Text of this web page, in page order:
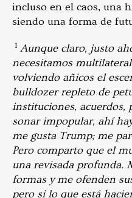
incluso en el caos, una
siendo una forma de
1 Aunque claro, justo
necesitamos
volviendo añicos el
bulldozer repleto de
instituciones, acuerdos,
sonar impopular, ahí
me gusta Trump; me
Pero comparto que el
una revisada profunda.
formas y me ofenden
pero si lo que está